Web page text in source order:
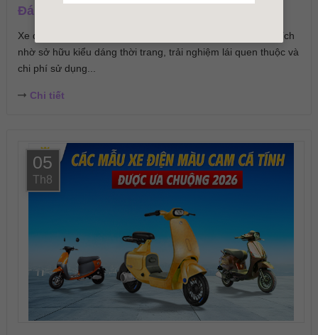
Đáng Mua 2026
Xe điện giống xe máy là lựa chọn được nhiều người yêu thích
nhờ sở hữu kiểu dáng thời trang, trải nghiệm lái quen thuộc và
chi phí sử dụng...
Chi tiết
05
Th8